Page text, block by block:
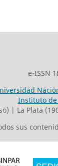
e-ISSN
Instituto de
| La Plata
sus